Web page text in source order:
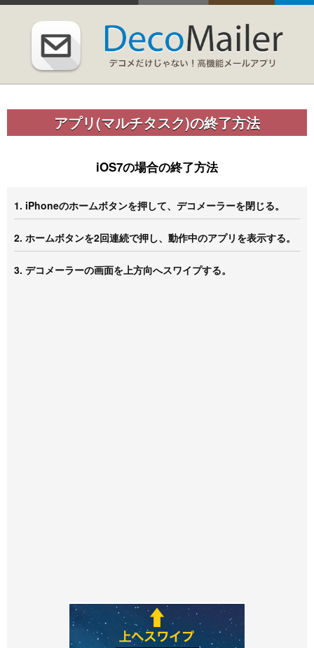
アプリ(マルチタスク)の終了方法
iOS7の場合の終了方法
1. iPhoneのホームボタンを押して、デコメーラーを閉じる。
2. ホームボタンを2回連続で押し、動作中のアプリを表示する。
3. デコメーラーの画面を上方向へスワイプする。